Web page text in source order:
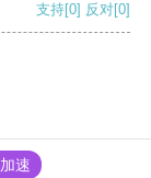
支持[0] 反对[0]
速